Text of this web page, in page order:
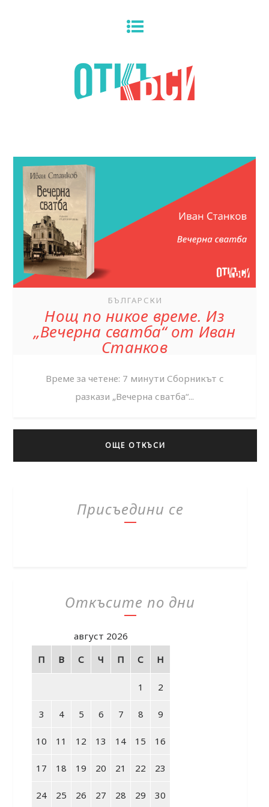
БЪЛГАРСКИ
Нощ по никое време. Из
„Вечерна сватба“ от Иван
Станков
Време за четене: 7 минути Сборникът с
разкази „Вечерна сватба“...
ОЩЕ ОТКЪСИ
Присъедини се
Откъсите по дни
август 2026
П
В С Ч П С Н
1 2
3 4 5 6 7 8 9
10 11 12 13 14 15 16
17 18 19 20 21 22 23
24 25 26 27 28 29 30